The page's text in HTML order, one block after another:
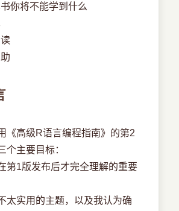
你将不能学到什么
高级R语言编程指南》的第2
个主要目标：
1版发布后才完全理解的重要
实用的主题，以及我认为确